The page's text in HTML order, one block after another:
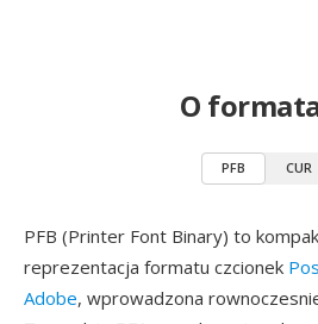
O
PFB CUR
PFB (Printer Font Binary) to
reprezentacja formatu czcionek
Adobe, wprowadzona